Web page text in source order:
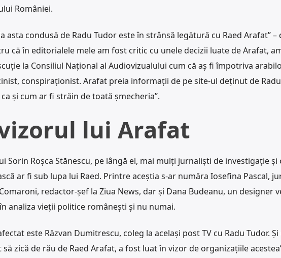
României.
asta condusă de Radu Tudor este în strânsă legătură cu Raed Arafat”
că în editorialele mele am fost critic cu unele decizii luate de Arafat,
la Consiliul Național al Audiovizualului cum că aș fi împotriva
conspiraționist. Arafat preia informații de pe site-ul deținut de
și cum ar fi străin de toată șmecheria”.
lui Arafat
Sorin Roșca Stănescu, pe lângă el, mai mulți jurnaliști de investigație
ar fi sub lupa lui Raed. Printre aceștia s-ar număra Iosefina Pascal,
redactor-șef la Ziua News, dar și Dana Budeanu, un designer
analiza vieții politice românești și nu numai.
este Răzvan Dumitrescu, coleg la același post TV cu Radu Tudor.
zică de rău de Raed Arafat, a fost luat în vizor de organizațiile